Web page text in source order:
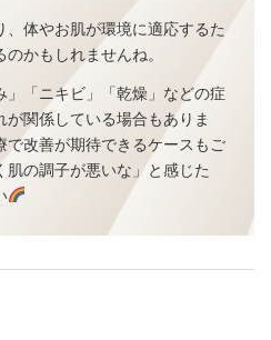
体やお肌が環境に適応するた
かもしれませんね。
「ニキビ」「乾燥」などの症
関係している場合もありま
改善が期待できるケースもご
の調子が悪いな」と感じた